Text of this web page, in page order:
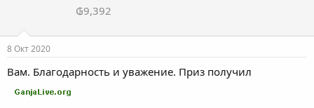
₲9,392
8 Окт 2020
Вам. Благ одарность и уважение. Приз получил